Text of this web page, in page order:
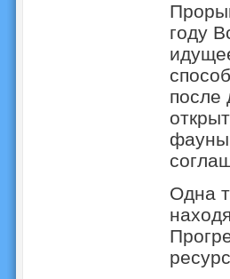
году
после
фауны
Одна